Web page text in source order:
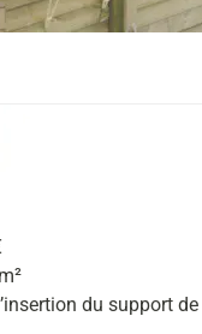
du support de